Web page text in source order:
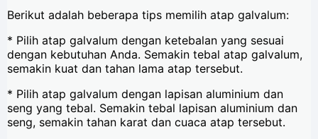
Berikut adalah beberapa tips memilih atap galvalum:
* Pilih atap galvalum dengan ketebalan yang sesuai
dengan kebutuhan Anda. Semakin tebal atap galvalum,
semakin kuat dan tahan lama atap tersebut.
* Pilih atap galvalum dengan lapisan aluminium dan
seng yang tebal. Semakin tebal lapisan aluminium dan
seng, semakin tahan karat dan cuaca atap tersebut.